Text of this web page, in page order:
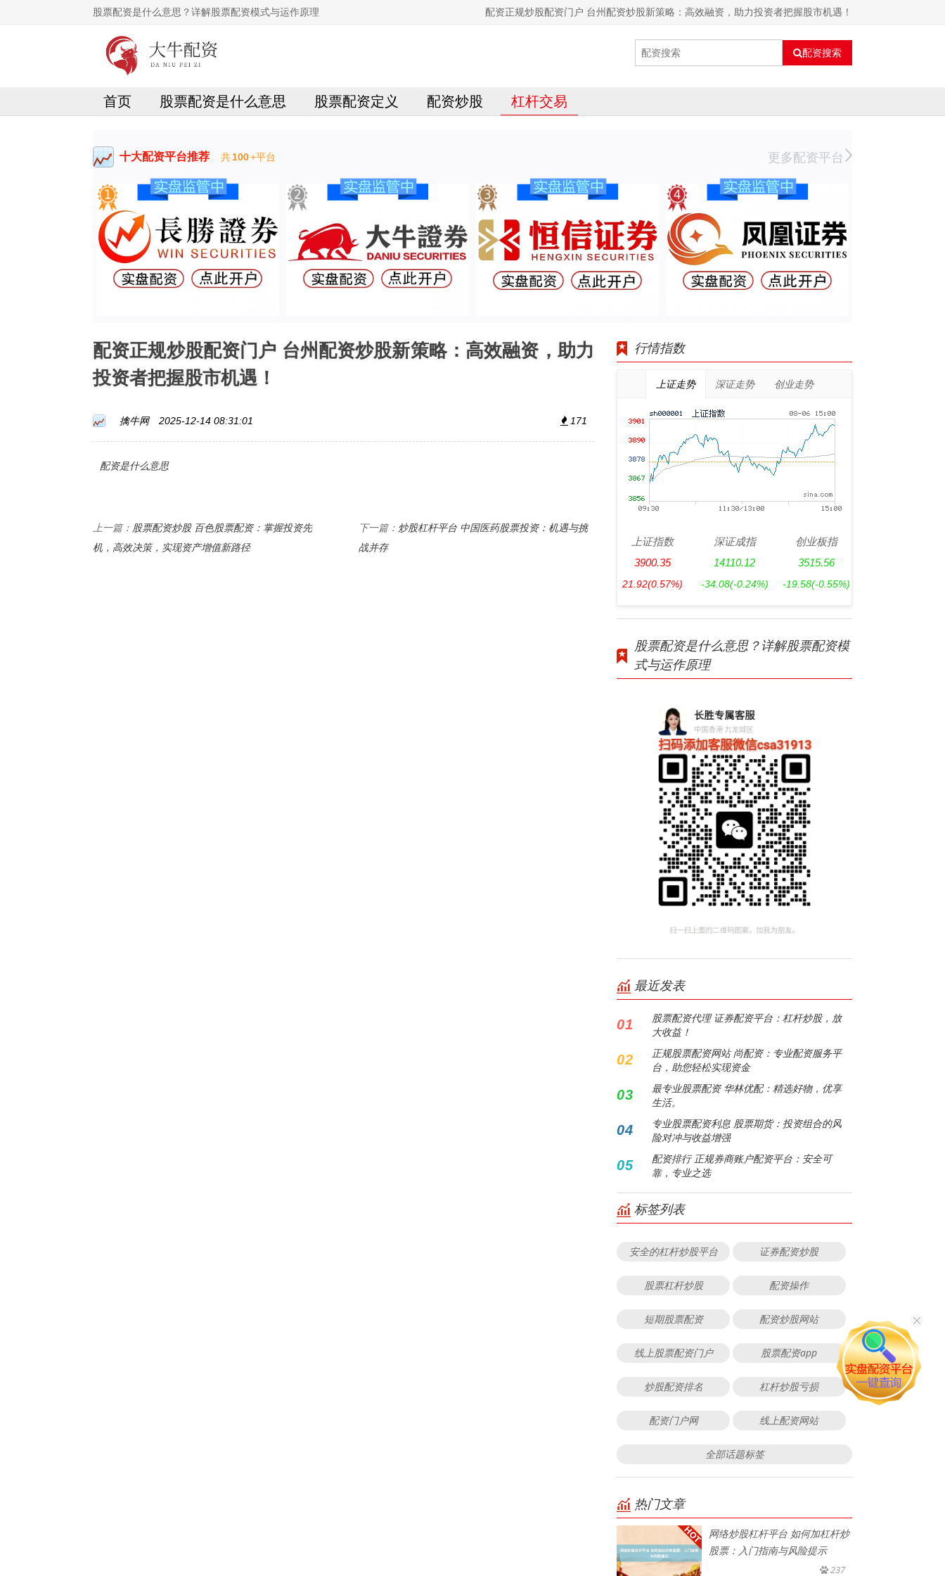
股票配资是什么意思？详解股票配资模式与运作原理 配资正规炒股配资门户 台州配资炒股新策略：高效融资，助力投资者把握股市机遇！
配资搜索
首页 股票配资是什么意思 股票配资定义 配资炒股 杠杆交易
十大配资平台推荐 共100+平台 更多配资平台
配资正规炒股配资门户 台州配资炒股新策略：高效融资，助力
投资者把握股市机遇！
擒牛网 2025-12-14 08:31:01 171
配资是什么意思
上一篇： 股票配资炒股 百色股票配资：掌握投资先
机，高效决策，实现资产增值新路径
下一篇： 炒股杠杆平台 中国医药股票投资：机遇与挑
战并存
行情指数
上证走势 深证走势 创业走势
上证指数
3900.35
21.92(0.57%)
深证成指
14110.12
-34.08(-0.24%)
创业板指
3515.56
-19.58(-0.55%)
股票配资是什么意思？详解股票配资模
式与运作原理
最近发表
01
股票配资代理 证券配资平台：杠杆炒股，放
大收益！
02
正规股票配资网站 尚配资：专业配资服务平
台，助您轻松实现资金
03
最专业股票配资 华林优配：精选好物，优享
生活。
04
专业股票配资利息 股票期货：投资组合的风
险对冲与收益增强
05
配资排行 正规券商账户配资平台：安全可
靠，专业之选
标签列表
安全的杠杆炒股平台 证券配资炒股
股票杠杆炒股 配资操作
短期股票配资 配资炒股网站
线上股票配资门户 股票配资app
炒股配资排名 杠杆炒股亏损
配资门户网 线上配资网站
全部话题标签
热门文章
网络炒股杠杆平台 如何加杠杆炒
股票：入门指南与风险提示
237